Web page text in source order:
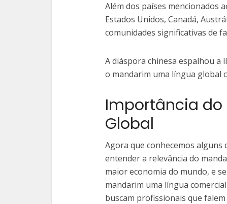
Além dos países mencionados
Estados Unidos, Canadá,
comunidades significativas de
A diáspora chinesa espalhou a
o mandarim uma língua global
Importância do
Global
Agora que conhecemos
entender a relevância do
maior economia do mundo, e
mandarim uma língua
buscam profissionais que